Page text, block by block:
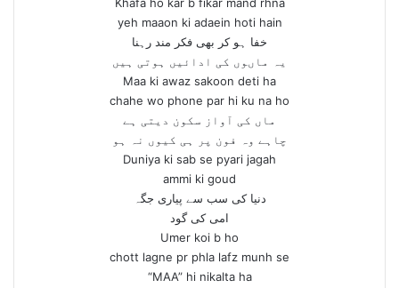
yeh maaon ki adaein hoti hain
خفا ہو کر بھی فکر مند رہنا
یہ ماںوں کی ادائیں ہوتی ہیں
Maa ki awaz sakoon deti ha
chahe wo phone par hi ku na ho
ماں کی آواز سکون دیتی ہے
چاہے وہ فون پر ہی کیوں نہ ہو
Duniya ki sab se pyari jagah
ammi ki goud
دنیا کی سب سے پیاری جگہ
امی کی گود
Umer koi b ho
chott lagne pr phla lafz munh se
“MAA” hi nikalta ha